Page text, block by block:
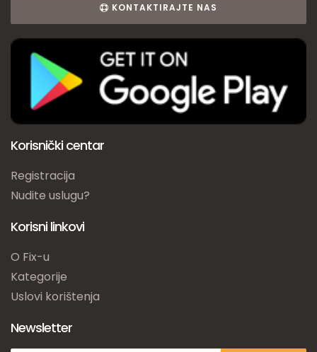
KONTAKTIRAJTE NAS
Korisnički centar
Registracija
Nudite uslugu?
Korisni linkovi
O Fix-u
Kategorije
Uslovi korištenja
Newsletter